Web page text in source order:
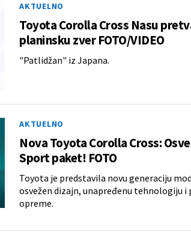
AKTUELNO
Toyota Corolla Cross Nasu
planinsku zver FOTO/VIDEO
"Patlidžan" iz Japana.
AKTUELNO
Nova Toyota Corolla Cross:
Sport paket! FOTO
Toyota je predstavila novu generaciju
osvežen dizajn, unapređenu tehnologiju i
opreme.